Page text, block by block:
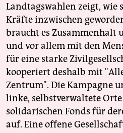
Landtagswahlen zeigt, wie
Kräfte inzwischen
braucht es Zusammenhalt
und vor allem mit den
für eine starke
kooperiert deshalb mit
Zentrum". Die Kampagne
linke, selbstverwaltete
solidarischen Fonds für
auf. Eine offene